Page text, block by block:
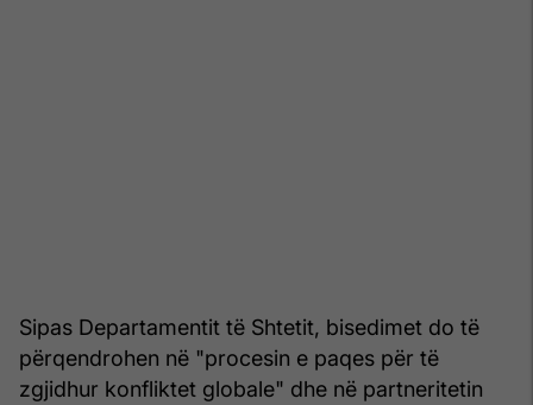
Sipas Departamentit të Shtetit, bisedimet do të
përqendrohen në "procesin e paqes për të
zgjidhur konfliktet globale" dhe në partneritetin